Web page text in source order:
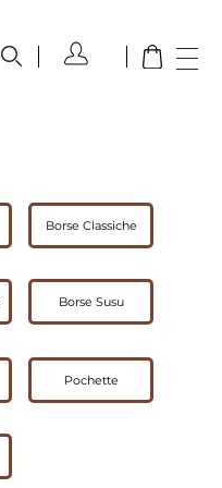
Borse Classiche
Borse Susu
Pochette